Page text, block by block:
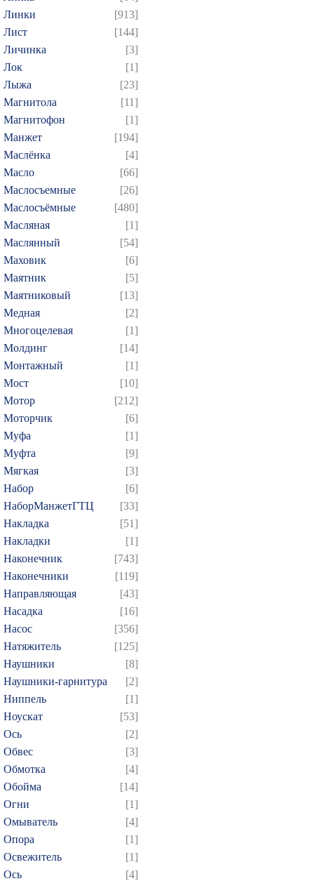
Линки
[913]
Лист
[144]
Личинка
[3]
Лок
[1]
Лыжа
[23]
Магнитола
[11]
Магнитофон
[1]
Манжет
[194]
Маслёнка
[4]
Масло
[66]
Маслосъемные
[26]
Маслосъёмные
[480]
Масляная
[1]
Маслянный
[54]
Маховик
[6]
Маятник
[5]
Маятниковый
[13]
Медная
[2]
Многоцелевая
[1]
Молдинг
[14]
Монтажный
[1]
Мост
[10]
Мотор
[212]
Моторчик
[6]
Муфа
[1]
Муфта
[9]
Мягкая
[3]
Набор
[6]
НаборМанжетГТЦ
[33]
Накладка
[51]
Накладки
[1]
Наконечник
[743]
Наконечники
[119]
Направляющая
[43]
Насадка
[16]
Насос
[356]
Натяжитель
[125]
Наушники
[8]
Наушники-гарнитура
[2]
Ниппель
[1]
Ноускат
[53]
Оcь
[2]
Обвес
[3]
Обмотка
[4]
Обойма
[14]
Огни
[1]
Омыватель
[4]
Опора
[1]
Освежитель
[1]
Ось
[4]